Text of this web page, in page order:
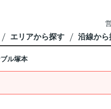
エリアから探す 沿線から
ル塚本